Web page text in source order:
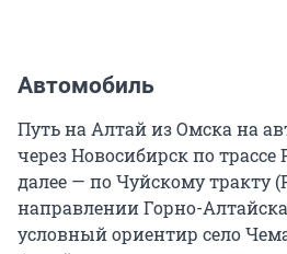
Автомобиль
Путь на Алтай из Омска на
через Новосибирск по трассе
далее — по Чуйскому тракту
направлении Горно-
условный ориентир село